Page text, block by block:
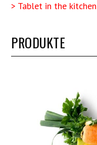
> Tablet in the
PRODUKTE